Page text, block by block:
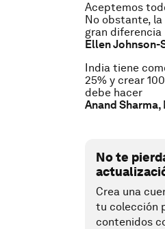
Aceptemos
No obstante,
gran diferencia
Ellen Johnson-
India tiene
25% y crear
debe hacer
Anand
No te
Crea una
tu colección
contenidos